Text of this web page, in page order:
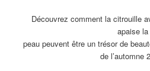
Découvrez comment la citrouille
apaise la
peau peuvent être un trésor de
de l’automne